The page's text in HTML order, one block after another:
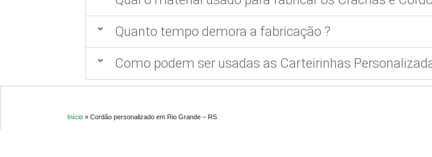
Quanto tempo demora a fabricação ?
Como podem ser usadas as Carteirinhas
Início » Cordão personalizado em Rio Grande – RS